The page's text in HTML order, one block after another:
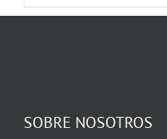
SOBRE NOSOTROS